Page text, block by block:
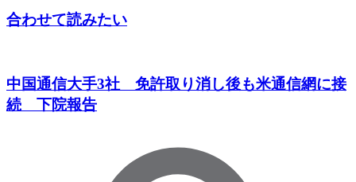
合わせて読みたい
中国通信大手3社 免許取り消し後も米通信網に接
続 下院報告